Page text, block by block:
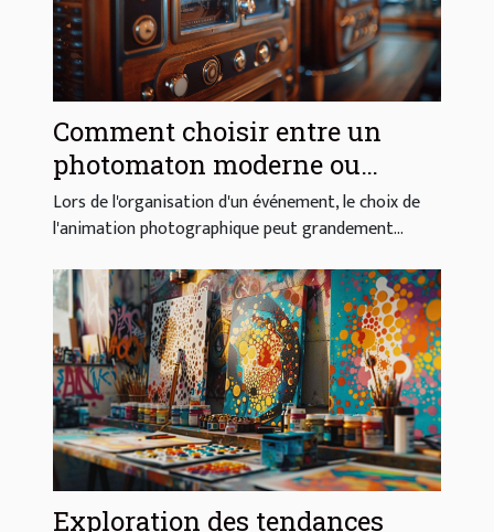
Comment choisir entre un
photomaton moderne ou
vintage pour votre événement
Lors de l'organisation d'un événement, le choix de
l'animation photographique peut grandement...
Exploration des tendances